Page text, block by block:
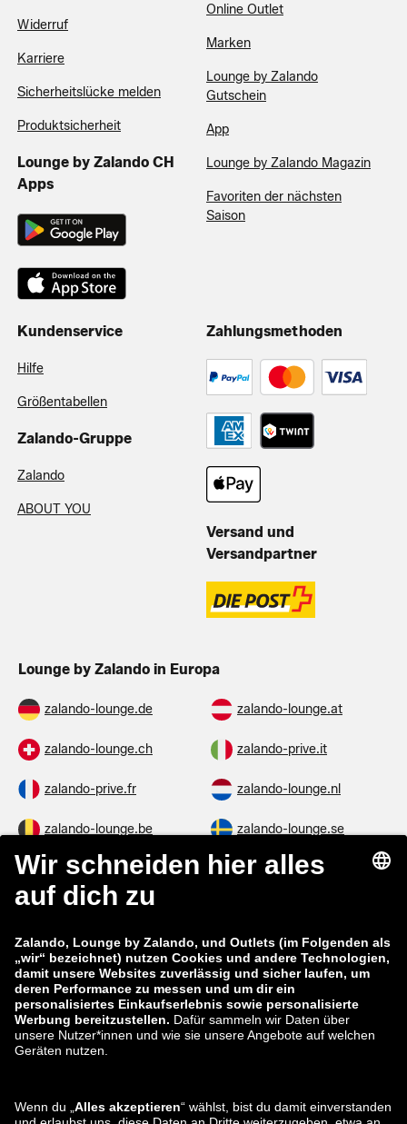
Widerruf
Karriere
Sicherheitslücke melden
Produktsicherheit
Lounge by Zalando CH
Apps
Online Outlet
Marken
Lounge by Zalando
Gutschein
App
Lounge by Zalando Magazin
Favoriten der nächsten
Saison
Kundenservice
Hilfe
Größentabellen
Zalando-Gruppe
Zalando
ABOUT YOU
Zahlungsmethoden
Versand und
Versandpartner
Lounge by Zalando in Europa
zalando-lounge.de zalando-lounge.at
zalando-lounge.ch zalando-prive.it
zalando-prive.fr zalando-lounge.nl
zalando-lounge.be zalando-lounge.se
zalando-lounge.fi zalando-lounge.dk
zalando-lounge.co.uk
zalando-prive.es zalando-lounge.cz
zalando-lounge.lt zalando-lounge.sk
zalando-lounge.ro zalando-lounge.hr
zalando-lounge.lu zalando-lounge.ee